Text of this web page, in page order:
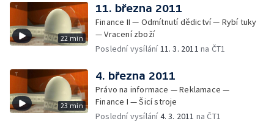
22 min
11. března 2011
Finance II — Odmítnutí dědictví — Rybí tuky
— Vracení zboží
Poslední vysílání11. 3. 2011 na ČT1
23 min
4. března 2011
Právo na informace — Reklamace —
Finance I — Šicí stroje
Poslední vysílání4. 3. 2011 na ČT1